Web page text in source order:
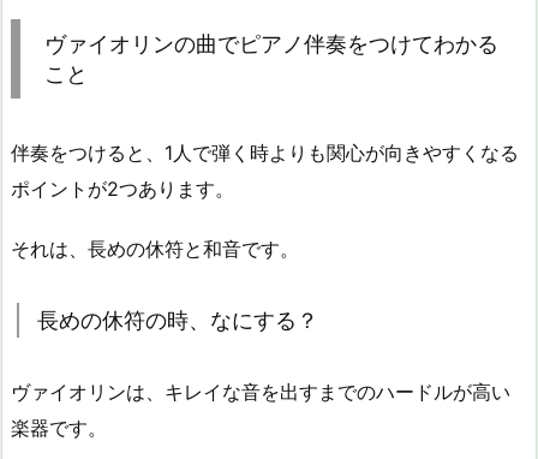
ヴァイオリンの曲でピアノ伴奏をつけてわかる
こと
伴奏をつけると、1人で弾く時よりも関心が向きやすくなる
ポイントが2つあります。
それは、長めの休符と和音です。
長めの休符の時、なにする？
ヴァイオリンは、キレイな音を出すまでのハードルが高い
楽器です。